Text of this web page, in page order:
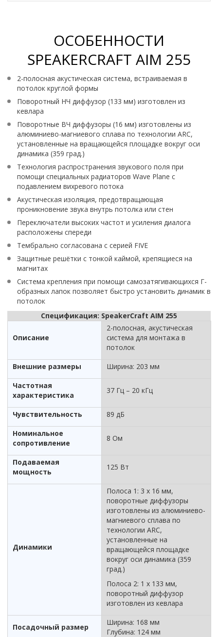
ОСОБЕННОСТИ
SPEAKERCRAFT AIM 255
2-полосная акустическая система, встраиваемая в
потолок круглой формы
Поворотный НЧ диффузор (133 мм) изготовлен из
кевлара
Поворотные ВЧ диффузоры (16 мм) изготовлены из
алюминиево-магниевого сплава по технологии ARC,
установленные на вращающейся площадке вокруг оси
динамика (359 град.)
Технология распространения звукового поля при
помощи специальных радиаторов Wave Plane с
подавлением вихревого потока
Акустическая изоляция, предотвращающая
проникновение звука внутрь потолка или стен
Переключатели высоких частот и усиления диалога
расположены спереди
Тембрально согласована с серией FIVE
Защитные решётки с тонкой каймой, крепящиеся на
магнитах
Система крепления при помощи самозатягивающихся Г-
образных лапок позволяет быстро установить динамик в
потолок
Спецификация: SpeakerCraft AIM 255
Описание
2-полосная, акустическая
система для монтажа в
потолок
Внешние размеры Ширина: 203 мм
Частотная
характеристика
37 Гц – 20 кГц
Чувствительность 89 дБ
Номинальное
сопротивление
8 Ом
Подаваемая
мощность
125 Вт
Динамики
Полоса 1: 3 x 16 мм,
поворотные диффузоры
изготовлены из алюминиево-
магниевого сплава по
технологии ARC,
установленные на
вращающейся площадке
вокруг оси динамика (359
град.)
Полоса 2: 1 х 133 мм,
поворотный диффузор
изготовлен из кевлара
Посадочный размер
Ширина: 168 мм
Глубина: 124 мм